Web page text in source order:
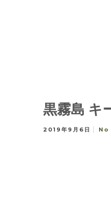
黒霧島 キ
2019年9月6日 No